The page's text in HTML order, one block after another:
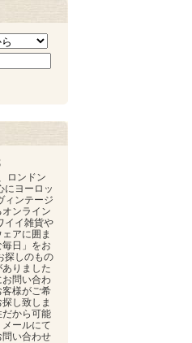
ロンドン
にヨーロッ
ィンテージ
ンライン
イイ雑貨や
アに囲ま
日」をお
探しのもの
りました
お問い合わ
様がご希
し致しま
から可能
ールにて
問い合わせ